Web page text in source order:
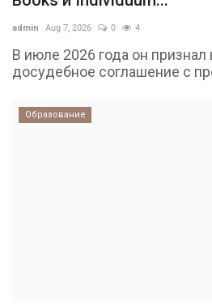
admin Aug 7, 2026 0 4
В июле 2026 года он признал
досудебное соглашение с
Образование